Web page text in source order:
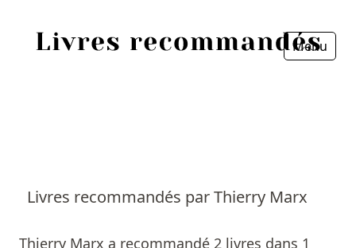
Menu
Livres recommandés par Thierry Marx
Thierry Marx a recommandé 2 livres dans 1
Fermer